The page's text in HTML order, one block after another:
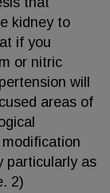
kidney to
if you
or nitric
will
areas of
particularly as
2)